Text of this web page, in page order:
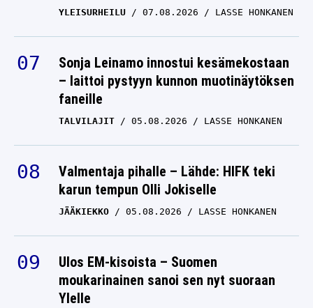
YLEISURHEILU 07.08.2026 LASSE HONKANEN
Sonja Leinamo innostui kesämekostaan
– laittoi pystyyn kunnon muotinäytöksen
faneille
TALVILAJIT 05.08.2026 LASSE HONKANEN
Valmentaja pihalle – Lähde: HIFK teki
karun tempun Olli Jokiselle
JÄÄKIEKKO 05.08.2026 LASSE HONKANEN
Ulos EM-kisoista – Suomen
moukarinainen sanoi sen nyt suoraan
Ylelle